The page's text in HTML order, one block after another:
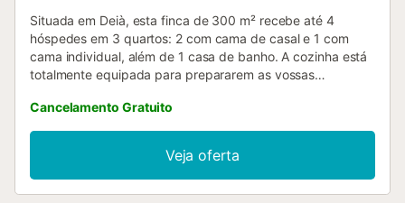
Situada em Deià, esta finca de 300 m² recebe até 4
hóspedes em 3 quartos: 2 com cama de casal e 1 com
cama individual, além de 1 casa de banho. A cozinha está
totalmente equipada para prepararem as vossas
acolhedora com lareira aberta e detalhes em madeira. No
exterior, desfrutem do jardim privado rodeado de árvores,
bem como de terraços cobertos e descobertos com vistas
para o mar e para o pôr do sol. O pátio com zona de
refeições e barbecue é perfeito para refeições ao ar livre,
Cancelamento Gratuito
Veja oferta